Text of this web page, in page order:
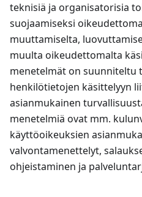
teknisiä ja organisatorisia
suojaamiseksi
muuttamiselta,
muulta oikeudettomalta
menetelmät on suunniteltu
henkilötietojen käsittelyyn
asianmukainen
menetelmiä ovat mm.
käyttöoikeuksien
valvontamenettelyt,
ohjeistaminen ja